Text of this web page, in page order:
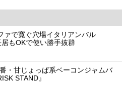
ァで寛ぐ穴場イタリアンバル
居もOKで使い勝手抜群
・甘じょっぱ系ベーコンジャムバ
STAND』